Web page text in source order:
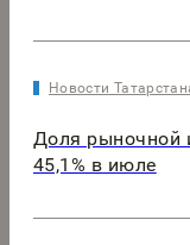
Новости
Доля рыночной
45,1% в июле